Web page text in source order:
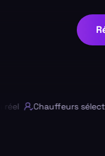
Chauffeurs